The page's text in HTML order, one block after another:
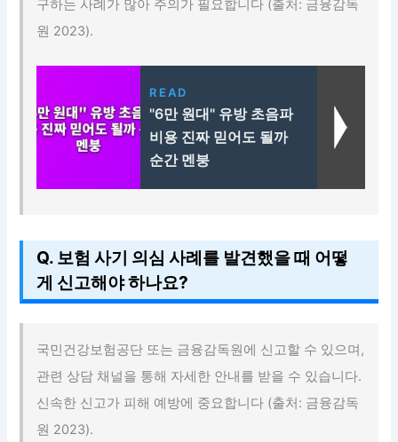
구하는 사례가 많아 주의가 필요합니다 (출처: 금융감독
원 2023).
READ
"6만 원대" 유방 초음파
비용 진짜 믿어도 될까
순간 멘붕
Q. 보험 사기 의심 사례를 발견했을 때 어떻
게 신고해야 하나요?
국민건강보험공단 또는 금융감독원에 신고할 수 있으며,
관련 상담 채널을 통해 자세한 안내를 받을 수 있습니다.
신속한 신고가 피해 예방에 중요합니다 (출처: 금융감독
원 2023).